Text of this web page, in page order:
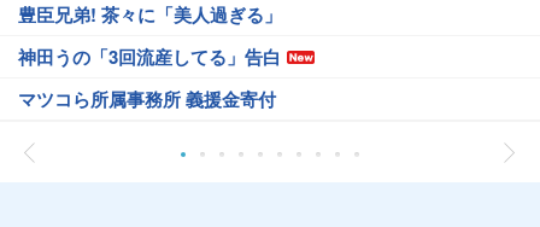
豊臣兄弟! 茶々に「美人過ぎる」
神田うの「3回流産してる」告白
マツコら所属事務所 義援金寄付